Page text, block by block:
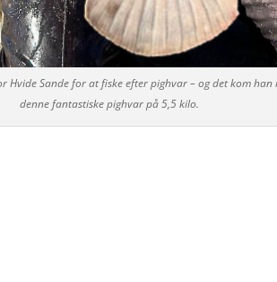
Hvide Sande for at fiske efter pighvar – og det kom
denne fantastiske pighvar på 5,5 kilo.